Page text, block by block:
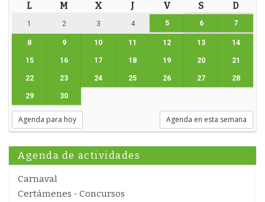
L M X J V S D
1 2 3 4 5 6 7
8 9 10 11 12 13 14
15 16 17 18 19 20 21
22 23 24 25 26 27 28
29 30
Agenda para hoy Agenda en esta semana
Agenda de actividades
Carnaval
Certámenes - Concursos